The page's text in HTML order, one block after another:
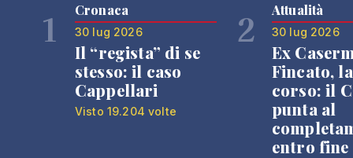
1 Cronaca
30 lug 2026
Il “regista” di se
stesso: il caso
Cappellari
Visto 19.204 volte
2 Attualità
30 lug 2026
Ex
Fincato,
corso: il
punta al
entro fine